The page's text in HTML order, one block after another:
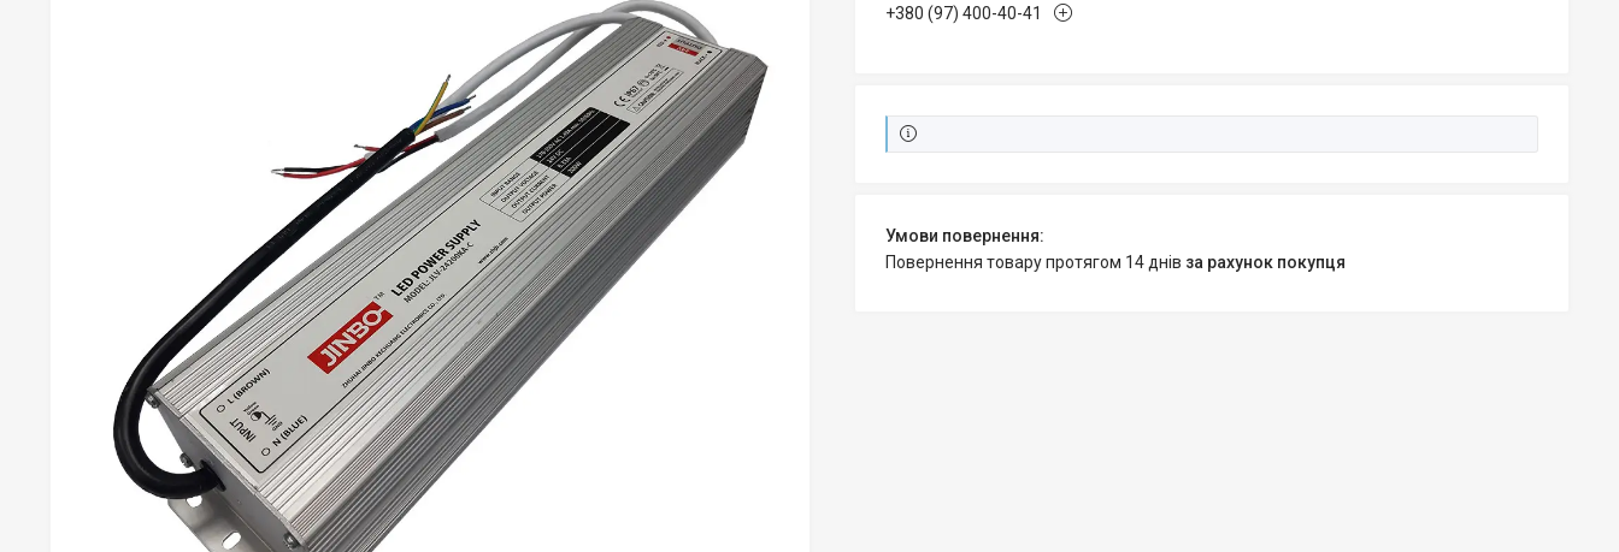
+380 (97) 400-40-41
повернення товару протягом 14 днів за рахунок покупця